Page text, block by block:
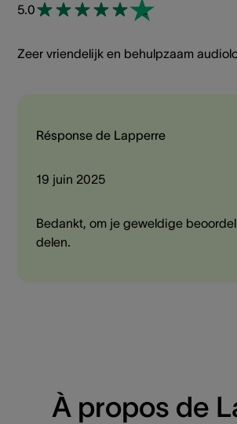
5.0
Zeer vriendelijk en behulpzaam
Résponse de Lapperre
19 juin 2025
Bedankt, om je geweldige
delen.
À propos de